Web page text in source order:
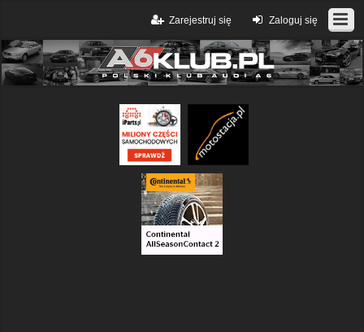
Zaloguj się
Zarejestruj się